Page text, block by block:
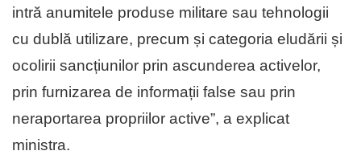
intră anumitele produse militare sau tehnologii
cu dublă utilizare, precum și categoria eludării și
ocolirii sancțiunilor prin ascunderea activelor,
prin furnizarea de informații false sau prin
neraportarea propriilor active”, a explicat
ministra.